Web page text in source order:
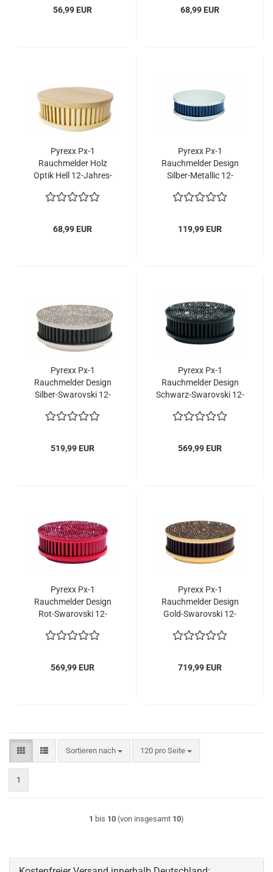
56,99 EUR 68,99 EUR
Pyrexx Px-1
Rauchmelder Holz
Optik Hell 12-Jahres-
68,99 EUR
Pyrexx Px-1
Rauchmelder Design
Silber-Metallic 12-
119,99 EUR
Pyrexx Px-1
Rauchmelder Design
Silber-Swarovski 12-
519,99 EUR
Pyrexx Px-1
Rauchmelder Design
Schwarz-Swarovski 12-
569,99 EUR
Pyrexx Px-1
Rauchmelder Design
Rot-Swarovski 12-
569,99 EUR
Pyrexx Px-1
Rauchmelder Design
Gold-Swarovski 12-
719,99 EUR
Sortieren nach
Sortieren nach 120 pro Seite
pro Seite
1
1 bis 10 (von insgesamt 10)